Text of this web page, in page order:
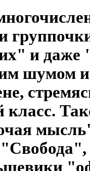
и даже
шумом и